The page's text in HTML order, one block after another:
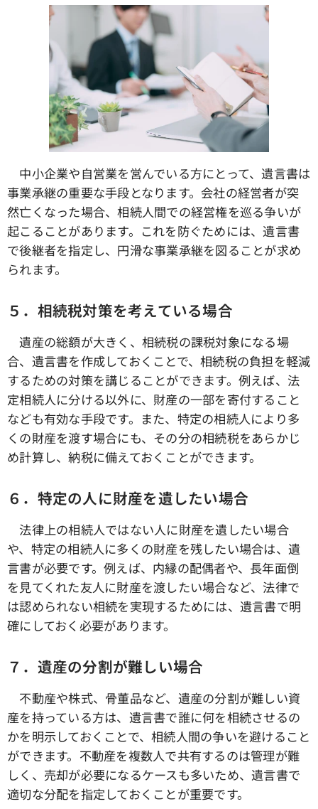
中小企業や自営業を営んでいる方にとって、遺言書は
事業承継の重要な手段となります。会社の経営者が突
然亡くなった場合、相続人間での経営権を巡る争いが
起こることがあります。これを防ぐためには、遺言書
で後継者を指定し、円滑な事業承継を図ることが求め
られます。
５．相続税対策を考えている場合
遺産の総額が大きく、相続税の課税対象になる場
合、遺言書を作成しておくことで、相続税の負担を軽減
するための対策を講じることができます。例えば、法
定相続人に分ける以外に、財産の一部を寄付すること
なども有効な手段です。また、特定の相続人により多
くの財産を渡す場合にも、その分の相続税をあらかじ
め計算し、納税に備えておくことができます。
６．特定の人に財産を遺したい場合
法律上の相続人ではない人に財産を遺したい場合
や、特定の相続人に多くの財産を残したい場合は、遺
言書が必要です。例えば、内縁の配偶者や、長年面倒
を見てくれた友人に財産を渡したい場合など、法律で
は認められない相続を実現するためには、遺言書で明
確にしておく必要があります。
７．遺産の分割が難しい場合
不動産や株式、骨董品など、遺産の分割が難しい資
産を持っている方は、遺言書で誰に何を相続させるの
かを明示しておくことで、相続人間の争いを避けること
ができます。不動産を複数人で共有するのは管理が難
しく、売却が必要になるケースも多いため、遺言書で
適切な分配を指定しておくことが重要です。